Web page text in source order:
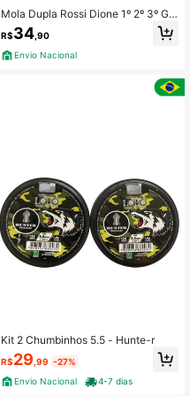
Mola Dupla Rossi Dione 1º 2º 3º Ge
ração Aço Carbono 35 Voltas 25cm
Star Fire
R$34 ,90
Envio Nacional
Kit 2 Chumbinhos 5.5 - Hunte-r
R$29 ,99 -27%
Envio Nacional
4-7 dias